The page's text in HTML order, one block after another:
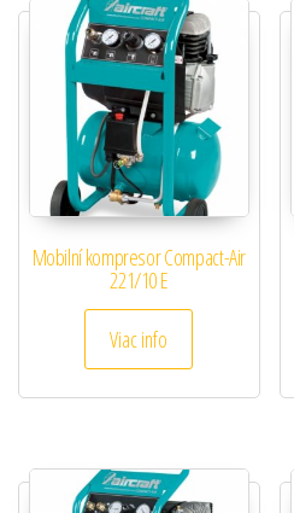
Mobilní kompresor Compact-Air
221/10 E
Viac info